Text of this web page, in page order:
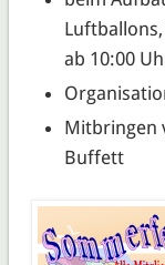
ab 10:00
Mitbringen
Buffett